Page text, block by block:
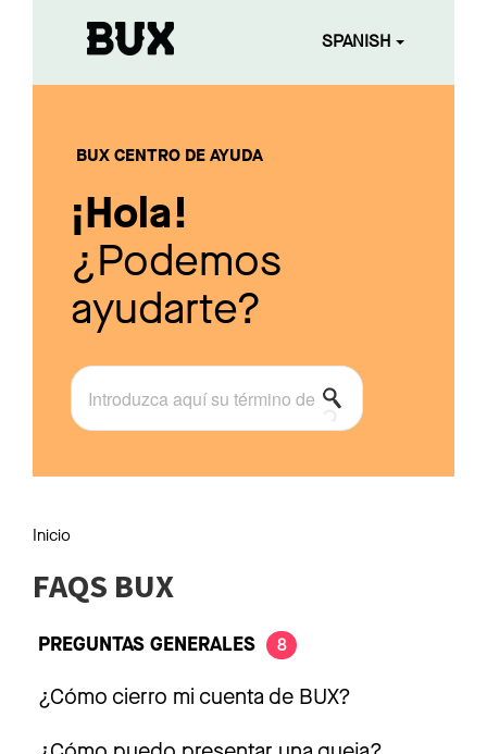
SPANISH
BUX CENTRO DE AYUDA
¡Hola!
¿Podemos
ayudarte?
Inicio
FAQS BUX
PREGUNTAS GENERALES 8
¿Cómo cierro mi cuenta de BUX?